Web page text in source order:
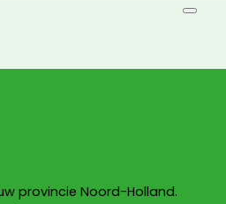
provincie Noord-Holland.